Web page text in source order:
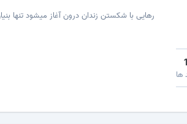
ها
رهایی با شکستن زندان درون آغاز میشود تنها